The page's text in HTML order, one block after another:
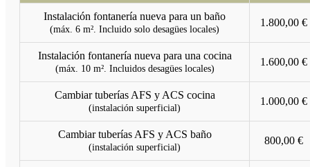
Instalación fontanería nueva para un baño
(máx. 6 m². Incluido solo desagües locales)
1.800,00 €
Instalación fontanería nueva para una cocina
(máx. 10 m². Incluidos desagües locales)
1.600,00 €
Cambiar tuberías AFS y ACS cocina
(instalación superficial)
1.000,00 €
Cambiar tuberías AFS y ACS baño
(instalación superficial)
800,00 €